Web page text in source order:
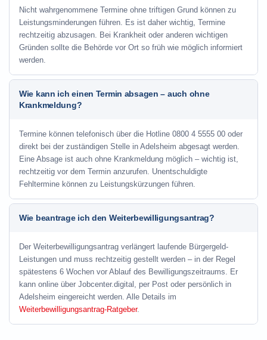
Nicht wahrgenommene Termine ohne triftigen Grund können zu
Leistungsminderungen führen. Es ist daher wichtig, Termine
rechtzeitig abzusagen. Bei Krankheit oder anderen wichtigen
Gründen sollte die Behörde vor Ort so früh wie möglich informiert
werden.
Wie kann ich einen Termin absagen – auch ohne
Krankmeldung?
Termine können telefonisch über die Hotline 0800 4 5555 00 oder
direkt bei der zuständigen Stelle in Adelsheim abgesagt werden.
Eine Absage ist auch ohne Krankmeldung möglich – wichtig ist,
rechtzeitig vor dem Termin anzurufen. Unentschuldigte
Fehltermine können zu Leistungskürzungen führen.
Wie beantrage ich den Weiterbewilligungsantrag?
Der Weiterbewilligungsantrag verlängert laufende Bürgergeld-
Leistungen und muss rechtzeitig gestellt werden – in der Regel
spätestens 6 Wochen vor Ablauf des Bewilligungszeitraums. Er
kann online über Jobcenter.digital, per Post oder persönlich in
Adelsheim eingereicht werden. Alle Details im
Weiterbewilligungsantrag-Ratgeber.